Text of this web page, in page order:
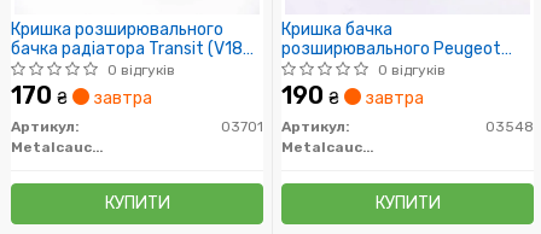
Кришка розширювального
бачка радіатора Transit (V184)
00-06
0 відгуків
170 ₴ завтра
Артикул:
03701
Metalcaucho
КУПИТИ
Кришка бачка
розширювального Peugeot
Expert, Partner 306, 406 /
Citroen Berlingo (96-) (03548)
Metalcaucho
0 відгуків
190 ₴ завтра
Артикул:
03548
Metalcaucho
КУПИТИ